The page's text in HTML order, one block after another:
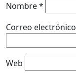
Nombre*
Correo electrónico
Web